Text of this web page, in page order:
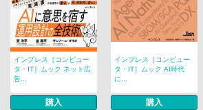
インプレス［コンピュー
タ・IT］ムック ネット広
告...
購入
インプレス［コンピュー
タ・IT］ムック AI時代
に...
購入